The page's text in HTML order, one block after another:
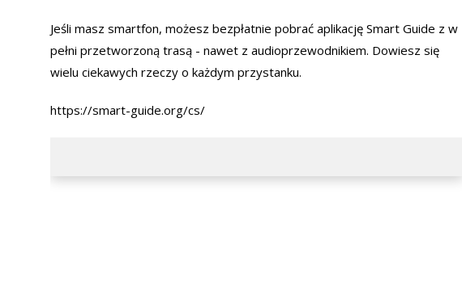
Jeśli masz smartfon, możesz bezpłatnie pobrać aplikację Smart Guide z w
pełni przetworzoną trasą - nawet z audioprzewodnikiem. Dowiesz się
wielu ciekawych rzeczy o każdym przystanku.
https://smart-guide.org/cs/